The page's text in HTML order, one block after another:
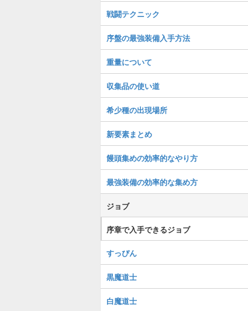
戦闘テクニック
序盤の最強装備入手方法
重量について
収集品の使い道
希少種の出現場所
新要素まとめ
饅頭集めの効率的なやり方
最強装備の効率的な集め方
ジョブ
序章で入手できるジョブ
すっぴん
黒魔道士
白魔道士